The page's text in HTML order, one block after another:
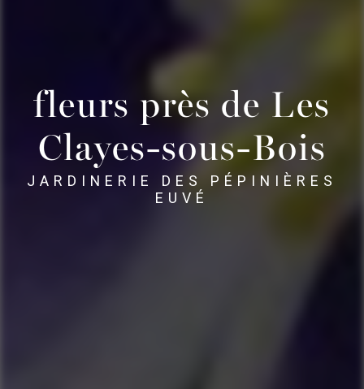
fleurs près de Les
Clayes-sous-Bois
JARDINERIE DES PÉPINIÈRES
EUVÉ